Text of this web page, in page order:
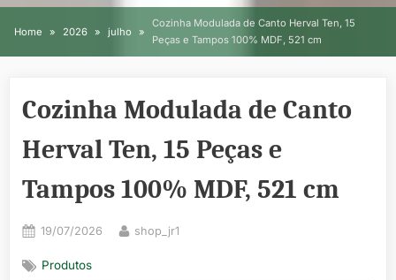
Home 2026 julho
Cozinha Modulada de Canto Herval Ten, 15
Peças e Tampos 100% MDF, 521 cm
Cozinha Modulada de Canto
Herval Ten, 15 Peças e
Tampos 100% MDF, 521 cm
Posted
19/07/2026 By
shop_jr1
Produtos